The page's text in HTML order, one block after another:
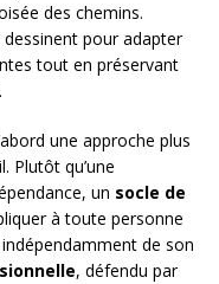
des chemins.
pour adapter
tout en préservant
une approche plus
Plutôt qu’une
un socle de
à toute personne
de son
, défendu par